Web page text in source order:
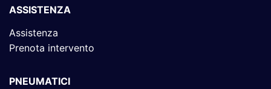
ASSISTENZA
Assistenza
Prenota intervento
PNEUMATICI